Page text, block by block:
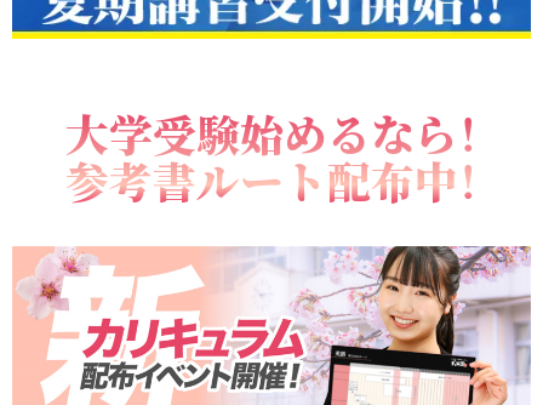
大学受験始めるなら！
参考書ルート配布中！